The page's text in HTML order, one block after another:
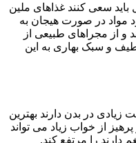
باید سعی کنند غذاهای ملین
در صورت هیجان به
از مجراهای طبیعی از
و سبک بهاری به این
در بدن دارند بهترین
از خواب زیاد می تواند
دارند را مرتفع کند.